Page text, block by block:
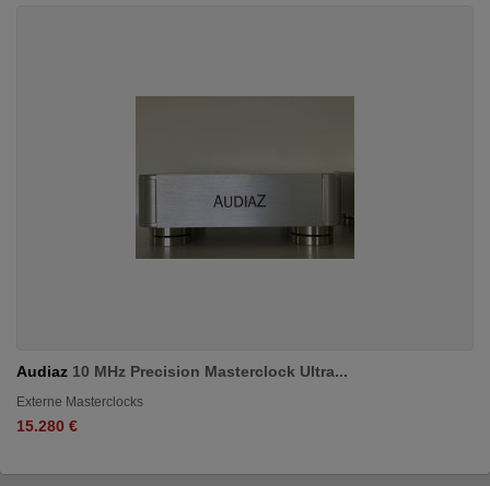
Audiaz 10 MHz Precision Masterclock Ultra...
Externe Masterclocks
15.280 €